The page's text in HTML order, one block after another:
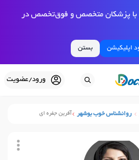
با پزشکان متخصص و فوق‌تخصص در
اپلیکیشن بستن
ورود/عضویت
روانشناس خوب بوشهر آفرین جفره ای